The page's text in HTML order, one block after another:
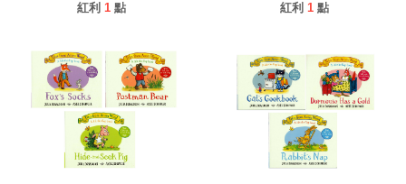
紅利 1 點
紅利 1 點